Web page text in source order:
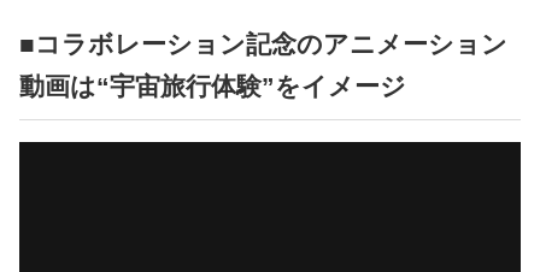
■コラボレーション記念のアニメーション
動画は“宇宙旅行体験”をイメージ